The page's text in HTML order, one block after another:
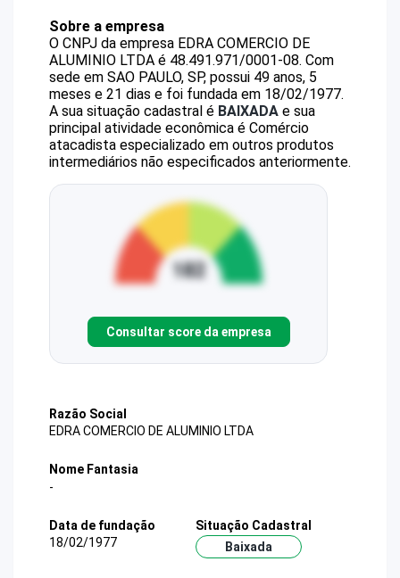
Sobre a empresa
O CNPJ da empresa EDRA COMERCIO DE
ALUMINIO LTDA é 48.491.971/0001-08. Com
sede em SAO PAULO, SP, possui 49 anos, 5
meses e 21 dias e foi fundada em 18/02/1977.
A sua situação cadastral é BAIXADA e sua
principal atividade econômica é Comércio
atacadista especializado em outros produtos
intermediários não especificados anteriormente.
Consultar score da empresa
Razão Social
EDRA COMERCIO DE ALUMINIO LTDA
Nome Fantasia
-
Data de fundação
18/02/1977
Situação Cadastral
Baixada